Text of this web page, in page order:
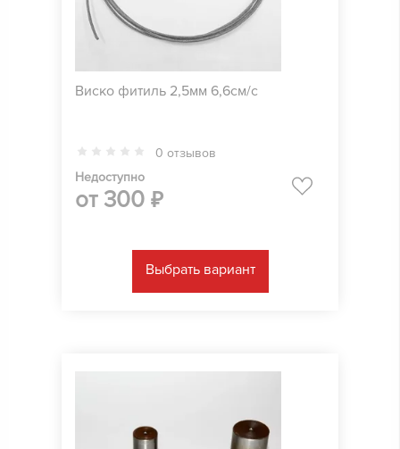
Виско фитиль 2,5мм 6,6см/с
0 отзывов
Недоступно
от 300 ₽
Выбрать вариант